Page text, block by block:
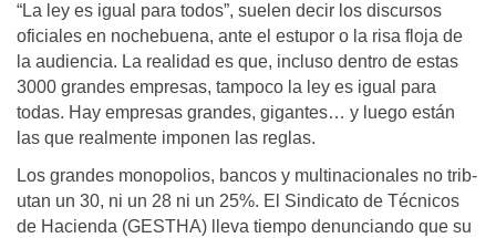
“La ley es igual para todos”, suelen decir los discursos
oficia­les en nochebuena, ante el estu­por o la risa floja de
la audiencia. La realidad es que, incluso den­tro de estas
3000 grandes empre­sas, tampoco la ley es igual para
todas. Hay empresas grandes, gigantes… y luego están
las que realmente imponen las reglas.
Los grandes monopolios, bancos y multinacionales no trib­
utan un 30, ni un 28 ni un 25%. El Sindicato de Técnicos
de Ha­cienda (GESTHA) lleva tiempo denunciando que su